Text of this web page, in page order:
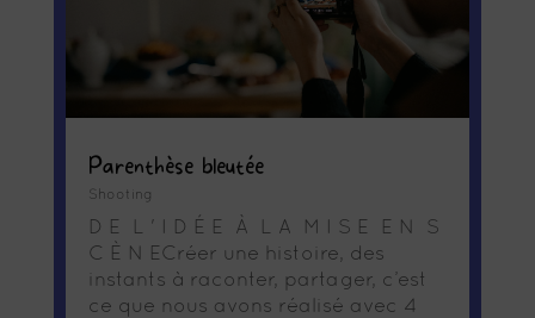
Parenthèse bleutée
Shooting
D E L ' I D É E À L A M I S E E N S
C È N ECréer une histoire, des
instants à raconter, partager, c’est
ce que nous avons réalisé avec 4